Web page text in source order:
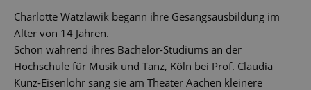
Charlotte Watzlawik begann ihre Gesangsausbildung im
Alter von 14 Jahren.
Schon während ihres Bachelor-Studiums an der
Hochschule für Musik und Tanz, Köln bei Prof. Claudia
Kunz-Eisenlohr sang sie am Theater Aachen kleinere